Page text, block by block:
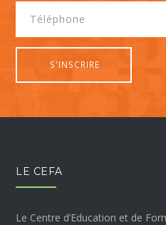
LE CEFA
Le Centre d’Education et de